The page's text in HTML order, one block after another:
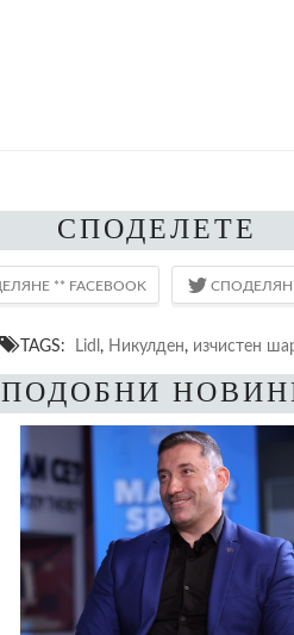
СПОДЕЛЕТЕ
TAGS: Lidl , Никулден, изчистен
ПОДОБНИ